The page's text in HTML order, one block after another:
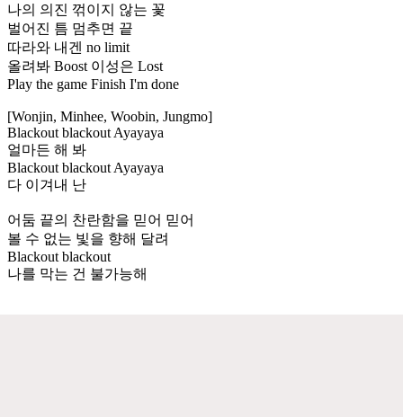
나의 의진 꺾이지 않는 꽃
벌어진 틈 멈추면 끝
따라와 내겐 no limit
올려봐 Boost 이성은 Lost
Play the game Finish I'm done
[Wonjin, Minhee, Woobin, Jungmo]
Blackout blackout Ayayaya
얼마든 해 봐
Blackout blackout Ayayaya
다 이겨내 난
어둠 끝의 찬란함을 믿어 믿어
볼 수 없는 빛을 향해 달려
Blackout blackout
나를 막는 건 불가능해